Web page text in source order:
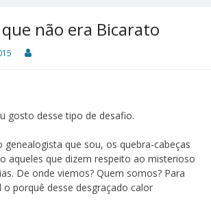
não era Bicarato
gosto desse tipo de desafio.
genealogista que sou, os quebra-cabeças
aqueles que dizem respeito ao misterioso
De onde viemos? Quem somos? Para
o porquê desse desgraçado calor